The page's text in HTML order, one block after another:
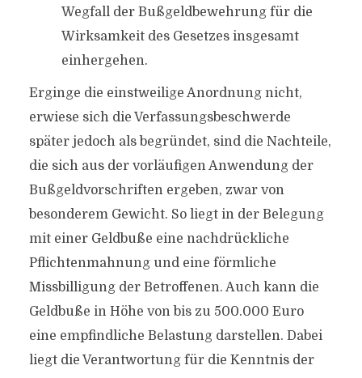
Wegfall der Bußgeldbewehrung für die
Wirksamkeit des Gesetzes insgesamt
einhergehen.
Erginge die einstweilige Anordnung nicht,
erwiese sich die Verfassungsbeschwerde
später jedoch als begründet, sind die Nachteile,
die sich aus der vorläufigen Anwendung der
Bußgeldvorschriften ergeben, zwar von
besonderem Gewicht. So liegt in der Belegung
mit einer Geldbuße eine nachdrückliche
Pflichtenmahnung und eine förmliche
Missbilligung der Betroffenen. Auch kann die
Geldbuße in Höhe von bis zu 500.000 Euro
eine empfindliche Belastung darstellen. Dabei
liegt die Verantwortung für die Kenntnis der